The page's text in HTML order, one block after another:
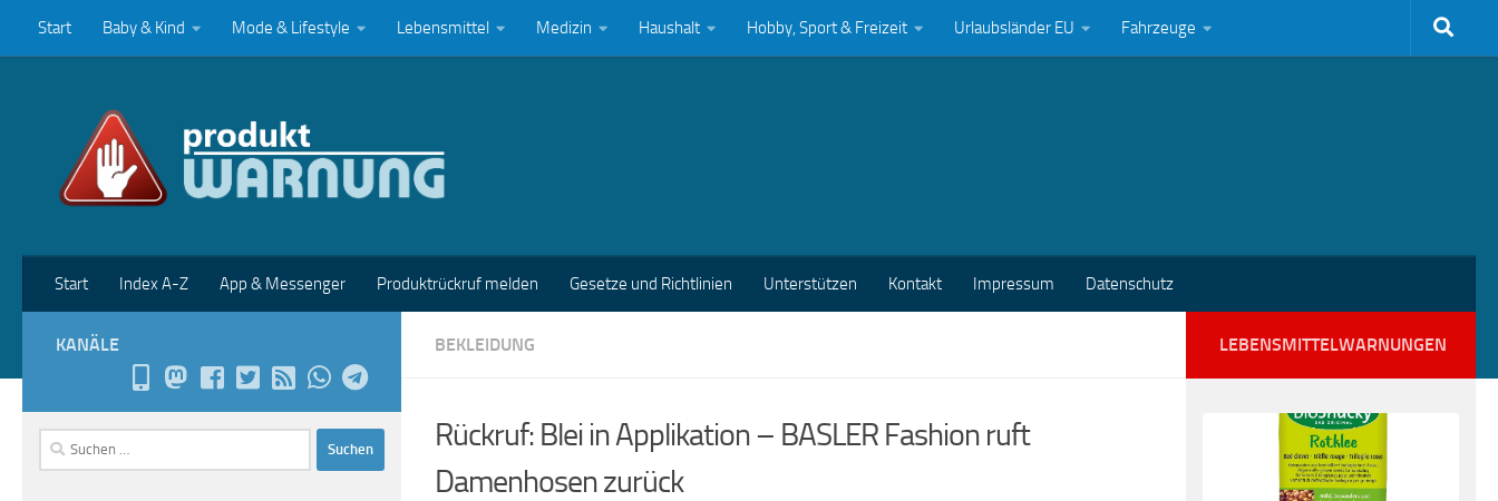
Zum Inhalt springen
Start Baby & Kind Mode & Lifestyle Lebensmittel Medizin Haushalt Hobby, Sport & Freizeit Urlaubsländer EU Fahrzeuge
Start Index A-Z App & Messenger Produktrückruf melden Gesetze und Richtlinien Unterstützen Kontakt Impressum Datenschutz
BEKLEIDUNG
Rückruf: Blei in Applikation – BASLER Fashion ruft
Damenhosen zurück
KANÄLE
Suchen
nach:
LEBENSMITTELWARNUNGEN